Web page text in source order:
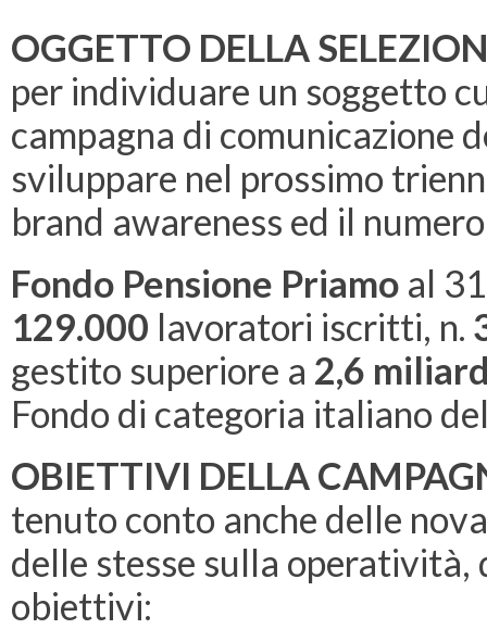
OGGETTO DELLA
per individuare un soggetto
campagna di comunicazione
sviluppare nel prossimo
brand awareness ed il
Fondo Pensione Priamo al
129.000 lavoratori iscritti, n.
gestito superiore a 2,6
Fondo di categoria italiano
OBIETTIVI DELLA
tenuto conto anche delle
delle stesse sulla operatività,
obiettivi: